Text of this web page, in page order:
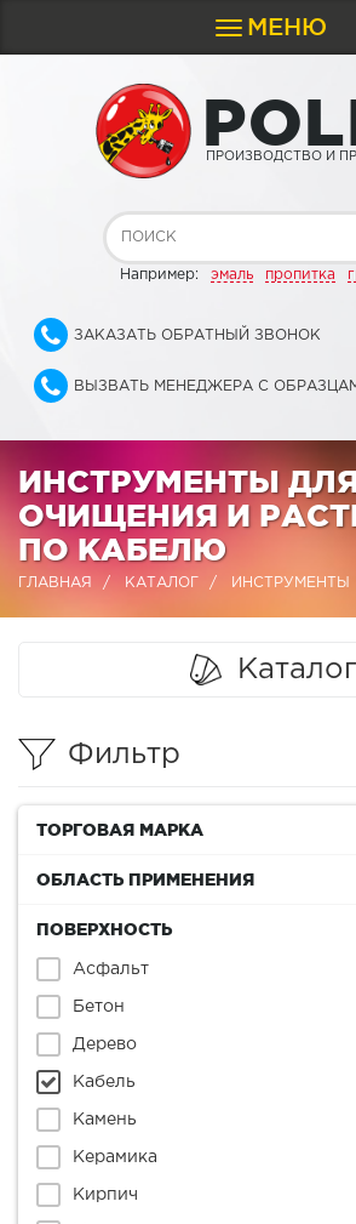
Toggle
navigation
МЕНЮ
POL
ПРОИЗВОДСТВО И
Например: эмаль пропитка
ЗАКАЗАТЬ ОБРАТНЫЙ ЗВОНОК
ВЫЗВАТЬ МЕНЕДЖЕРА С
ИНСТРУМЕНТЫ
ОЧИЩЕНИЯ И
ПО КАБЕЛЮ
ГЛАВНАЯ КАТАЛОГ ИНСТРУМЕНТЫ
Каталог
Фильтр
ТОРГОВАЯ МАРКА
ОБЛАСТЬ ПРИМЕНЕНИЯ
ПОВЕРХНОСТЬ
Асфальт
Бетон
Дерево
Кабель
Камень
Керамика
Кирпич